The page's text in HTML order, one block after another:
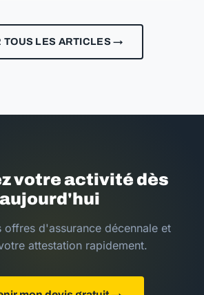
TOUS LES ARTICLES →
votre activité dès
aujourd'hui
offres d'assurance décennale et
attestation rapidement.